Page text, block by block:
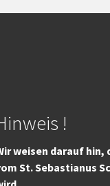
!
weisen darauf hin,
St. Sebastianus